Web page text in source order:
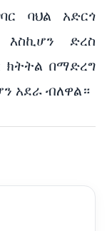
ባህል አድርጎ
ድረስ
ክትትል በማድረግ
አደራ ብለዋል።